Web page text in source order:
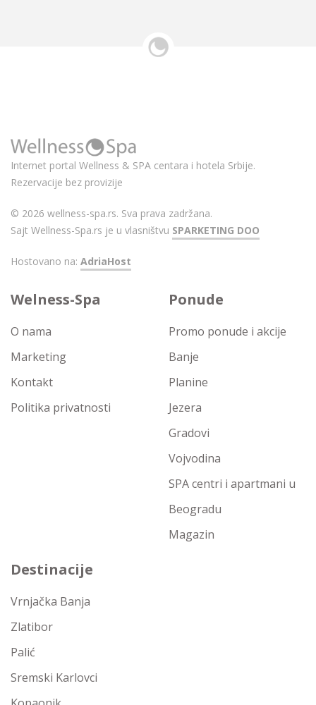
Internet portal Wellness & SPA centara i hotela Srbije.
Rezervacije bez provizije
© 2026 wellness-spa.rs. Sva prava zadržana.
Sajt Wellness-Spa.rs je u vlasništvu SPARKETING DOO
Hostovano na: AdriaHost
Welness-Spa
O nama
Marketing
Kontakt
Politika privatnosti
Ponude
Promo ponude i akcije
Banje
Planine
Jezera
Gradovi
Vojvodina
SPA centri i apartmani u
Beogradu
Magazin
Destinacije
Vrnjačka Banja
Zlatibor
Palić
Sremski Karlovci